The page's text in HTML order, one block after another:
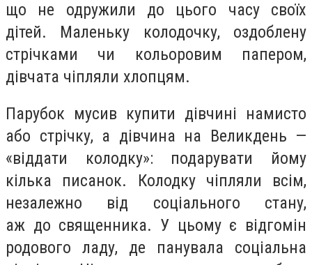
що не одружили до цього часу своїх
дітей. Маленьку колодочку, оздоблену
стрічками чи кольоровим папером,
дівчата чіпляли хлопцям.
Парубок мусив купити дівчині намисто
або стрічку, а дівчина на Великдень —
«віддати колодку»: подарувати йому
кілька писанок. Колодку чіпляли всім,
незалежно від соціального стану,
аж до священника. У цьому є відгомін
родового ладу, де панувала соціальна